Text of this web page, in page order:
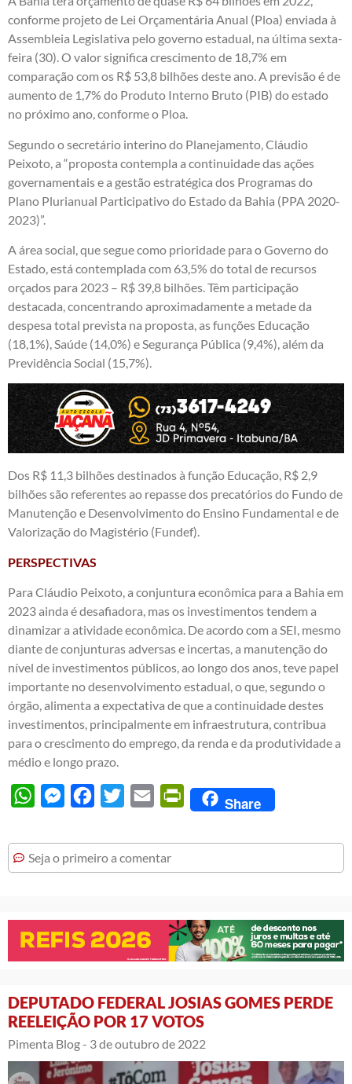
conforme projeto de Lei Orçamentária Anual (Ploa) enviada à
Assembleia Legislativa pelo governo estadual, na última sexta-
feira (30). O valor significa crescimento de 18,7% em
comparação com os R$ 53,8 bilhões deste ano. A previsão é de
aumento de 1,7% do Produto Interno Bruto (PIB) do estado
no próximo ano, conforme o Ploa.
Segundo o secretário interino do Planejamento, Cláudio
Peixoto, a “proposta contempla a continuidade das ações
governamentais e a gestão estratégica dos Programas do
Plano Plurianual Participativo do Estado da Bahia (PPA 2020-
2023)”.
A área social, que segue como prioridade para o Governo do
Estado, está contemplada com 63,5% do total de recursos
orçados para 2023 – R$ 39,8 bilhões. Têm participação
destacada, concentrando aproximadamente a metade da
despesa total prevista na proposta, as funções Educação
(18,1%), Saúde (14,0%) e Segurança Pública (9,4%), além da
Previdência Social (15,7%).
Dos R$ 11,3 bilhões destinados à função Educação, R$ 2,9
bilhões são referentes ao repasse dos precatórios do Fundo de
Manutenção e Desenvolvimento do Ensino Fundamental e de
Valorização do Magistério (Fundef).
PERSPECTIVAS
Para Cláudio Peixoto, a conjuntura econômica para a Bahia em
2023 ainda é desafiadora, mas os investimentos tendem a
dinamizar a atividade econômica. De acordo com a SEI, mesmo
diante de conjunturas adversas e incertas, a manutenção do
nível de investimentos públicos, ao longo dos anos, teve papel
importante no desenvolvimento estadual, o que, segundo o
órgão, alimenta a expectativa de que a continuidade destes
investimentos, principalmente em infraestrutura, contribua
para o crescimento do emprego, da renda e da produtividade a
médio e longo prazo.
WhatsAppMessengerFacebook
Twitter Email PrintFriendly
Share
Seja o primeiro a comentar
DEPUTADO FEDERAL JOSIAS GOMES PERDE
REELEIÇÃO POR 17 VOTOS
Pimenta Blog - 3 de outubro de 2022